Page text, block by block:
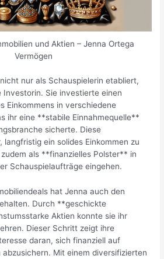
und Aktien – Jenna Ortega
Vermögen
nur als Schauspielerin etabliert,
Investorin. Sie investierte einen
Einkommens in verschiedene
ihr eine **stabile Einnahmequelle**
sicherte. Diese
langfristig ein solides Einkommen zu
als **finanzielles Polster** in
Schauspielaufträge eingehen.
hat Jenna auch den
Durch **geschickte
Aktien konnte sie ihr
Dieser Schritt zeigt ihre
daran, sich finanziell auf
Mit einem diversifizierten